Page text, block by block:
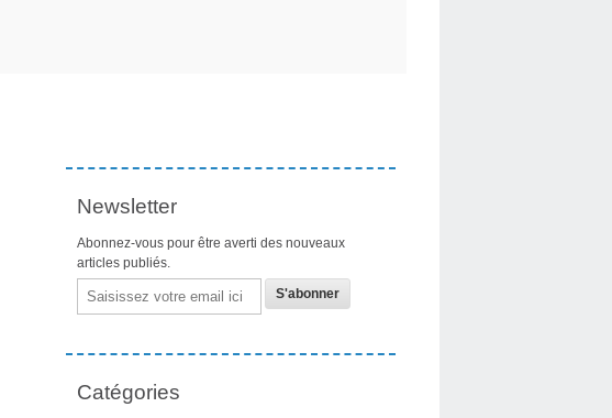
Newsletter
Abonnez-vous pour être averti des nouveaux
articles publiés.
Email
Catégories